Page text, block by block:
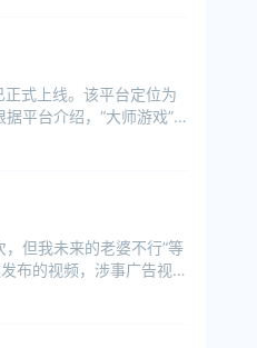
式上线。该平台定位为
平台介绍，“大师游戏”
但我未来的老婆不行”等
布的视频，涉事广告视频